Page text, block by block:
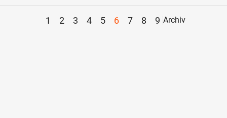
1 2 3 4 5 6 7 8 9 Archiv